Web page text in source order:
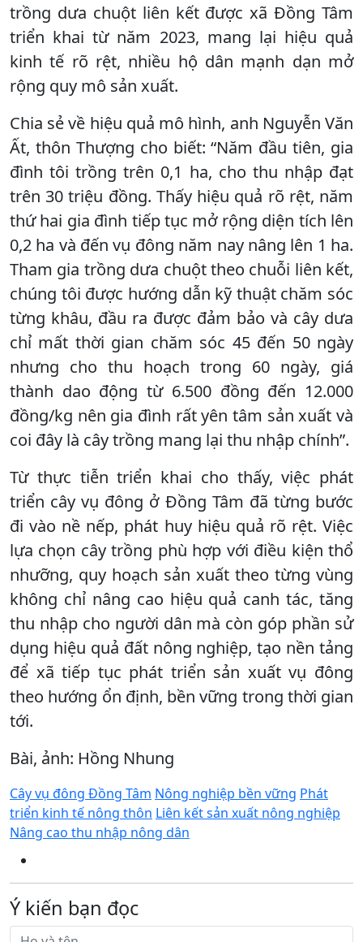
trồng dưa chuột liên kết được xã Đồng Tâm
triển khai từ năm 2023, mang lại hiệu quả
kinh tế rõ rệt, nhiều hộ dân mạnh dạn mở
rộng quy mô sản xuất.
Chia sẻ về hiệu quả mô hình, anh Nguyễn Văn
Ất, thôn Thượng cho biết: “Năm đầu tiên, gia
đình tôi trồng trên 0,1 ha, cho thu nhập đạt
trên 30 triệu đồng. Thấy hiệu quả rõ rệt, năm
thứ hai gia đình tiếp tục mở rộng diện tích lên
0,2 ha và đến vụ đông năm nay nâng lên 1 ha.
Tham gia trồng dưa chuột theo chuỗi liên kết,
chúng tôi được hướng dẫn kỹ thuật chăm sóc
từng khâu, đầu ra được đảm bảo và cây dưa
chỉ mất thời gian chăm sóc 45 đến 50 ngày
nhưng cho thu hoạch trong 60 ngày, giá
thành dao động từ 6.500 đồng đến 12.000
đồng/kg nên gia đình rất yên tâm sản xuất và
coi đây là cây trồng mang lại thu nhập chính”.
Từ thực tiễn triển khai cho thấy, việc phát
triển cây vụ đông ở Đồng Tâm đã từng bước
đi vào nề nếp, phát huy hiệu quả rõ rệt. Việc
lựa chọn cây trồng phù hợp với điều kiện thổ
nhưỡng, quy hoạch sản xuất theo từng vùng
không chỉ nâng cao hiệu quả canh tác, tăng
thu nhập cho người dân mà còn góp phần sử
dụng hiệu quả đất nông nghiệp, tạo nền tảng
để xã tiếp tục phát triển sản xuất vụ đông
theo hướng ổn định, bền vững trong thời gian
tới.
Bài, ảnh: Hồng Nhung
Cây vụ đông Đồng Tâm Nông nghiệp bền vững Phát
triển kinh tế nông thôn Liên kết sản xuất nông nghiệp
Nâng cao thu nhập nông dân
Ý kiến bạn đọc